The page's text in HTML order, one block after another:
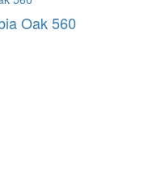
Oak 560